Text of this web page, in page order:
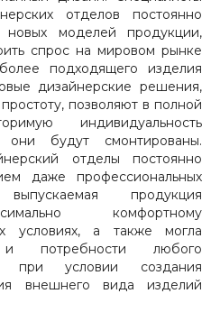
отделов постоянно
моделей продукции,
спрос на мировом рынке
подходящего изделия
дизайнерские решения,
позволяют в полной
индивидуальность
будут смонтированы.
отделы постоянно
даже профессиональных
продукция
комфортному
условиях, а также могла
и потребности любого
при условии создания
внешнего вида изделий